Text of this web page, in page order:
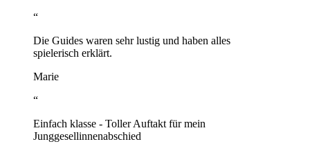
“
Die Guides waren sehr lustig und haben alles
spielerisch erklärt.
Marie
“
Einfach klasse - Toller Auftakt für mein
Junggesellinnenabschied